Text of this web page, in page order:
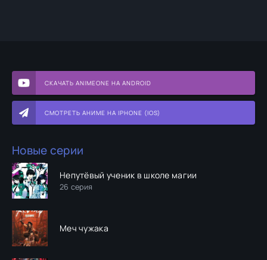
СКАЧАТЬ ANIMEONE НА ANDROID
СМОТРЕТЬ АНИМЕ НА IPHONE (IOS)
Новые серии
Непутёвый ученик в школе магии
26 серия
Меч чужака